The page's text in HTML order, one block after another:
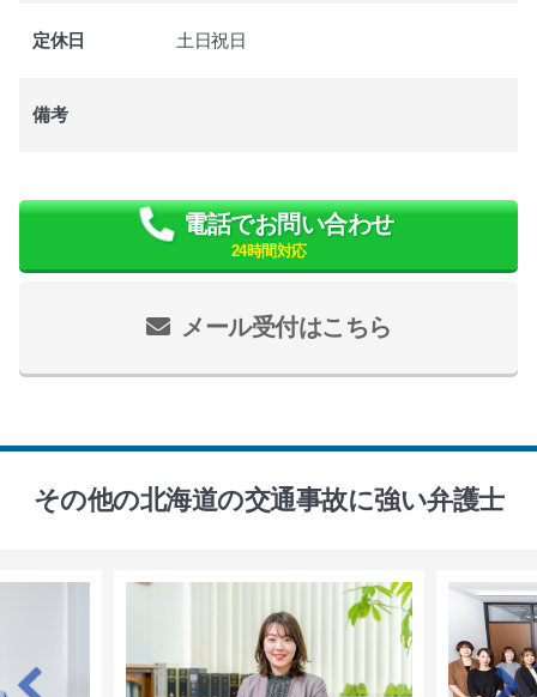
定休日 土日祝日
備考
メール受付はこちら
電話でお問い合わせ
24時間対応
その他の北海道の交通事故に強い弁護士